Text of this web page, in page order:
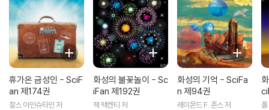
휴가온 금성인 - SciF
an 제174권
찰스 아인슈타인 저
화성의 불꽃놀이 - Sc
iFan 제192권
잭 맥켄티 저
화성의 기억 - SciFa
n 제94권
레이몬드 F. 존스 저 폴